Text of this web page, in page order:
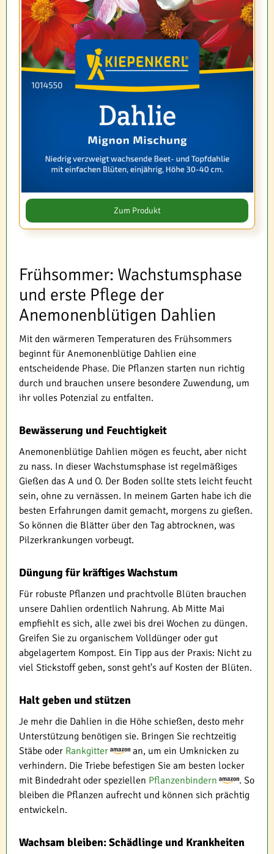
Zum Produkt
Frühsommer: Wachstumsphase
und erste Pflege der
Anemonenblütigen Dahlien
Mit den wärmeren Temperaturen des Frühsommers
beginnt für Anemonenblütige Dahlien eine
entscheidende Phase. Die Pflanzen starten nun richtig
durch und brauchen unsere besondere Zuwendung, um
ihr volles Potenzial zu entfalten.
Bewässerung und Feuchtigkeit
Anemonenblütige Dahlien mögen es feucht, aber nicht
zu nass. In dieser Wachstumsphase ist regelmäßiges
Gießen das A und O. Der Boden sollte stets leicht feucht
sein, ohne zu vernässen. In meinem Garten habe ich die
besten Erfahrungen damit gemacht, morgens zu gießen.
So können die Blätter über den Tag abtrocknen, was
Pilzerkrankungen vorbeugt.
Düngung für kräftiges Wachstum
Für robuste Pflanzen und prachtvolle Blüten brauchen
unsere Dahlien ordentlich Nahrung. Ab Mitte Mai
empfiehlt es sich, alle zwei bis drei Wochen zu düngen.
Greifen Sie zu organischem Volldünger oder gut
abgelagertem Kompost. Ein Tipp aus der Praxis: Nicht zu
viel Stickstoff geben, sonst geht's auf Kosten der Blüten.
Halt geben und stützen
Je mehr die Dahlien in die Höhe schießen, desto mehr
Unterstützung benötigen sie. Bringen Sie rechtzeitig
Stäbe oder Rankgitter
an, um ein Umknicken zu
verhindern. Die Triebe befestigen Sie am besten locker
mit Bindedraht oder speziellen Pflanzenbindern
. So
bleiben die Pflanzen aufrecht und können sich prächtig
entwickeln.
Wachsam bleiben: Schädlinge und Krankheiten